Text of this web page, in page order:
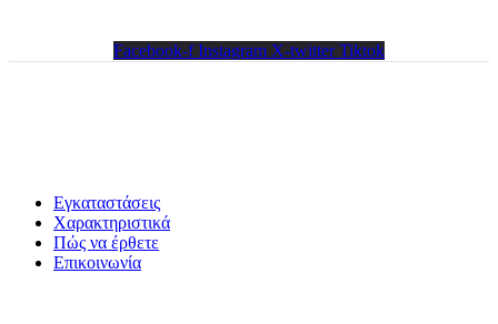
Facebook-f Instagram X-twitter Tiktok
Εγκαταστάσεις
Χαρακτηριστικά
Πώς να έρθετε
Επικοινωνία